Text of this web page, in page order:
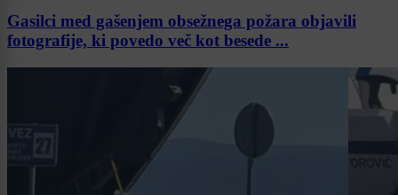
Gasilci med gašenjem obsežnega požara objavili
fotografije, ki povedo več kot besede ...